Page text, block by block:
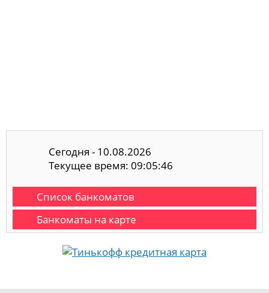
Сегодня - 10.08.2026
Текущее время: 09:05:47
Список банкоматов
Банкоматы на карте